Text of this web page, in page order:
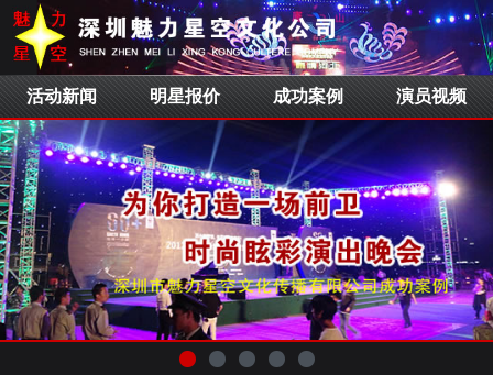
活动新闻 明星报价 成功案例 演员视频